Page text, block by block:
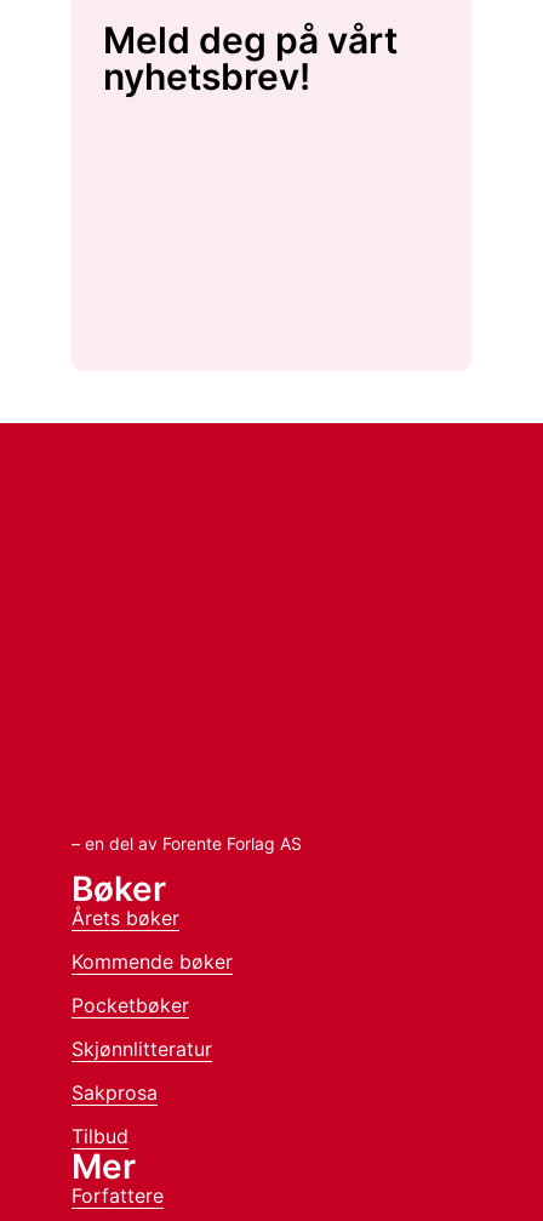
Meld deg på vårt
nyhetsbrev!
– en del av Forente Forlag AS
Bøker
Årets bøker
Kommende bøker
Pocketbøker
Skjønnlitteratur
Sakprosa
Tilbud
Mer
Forfattere